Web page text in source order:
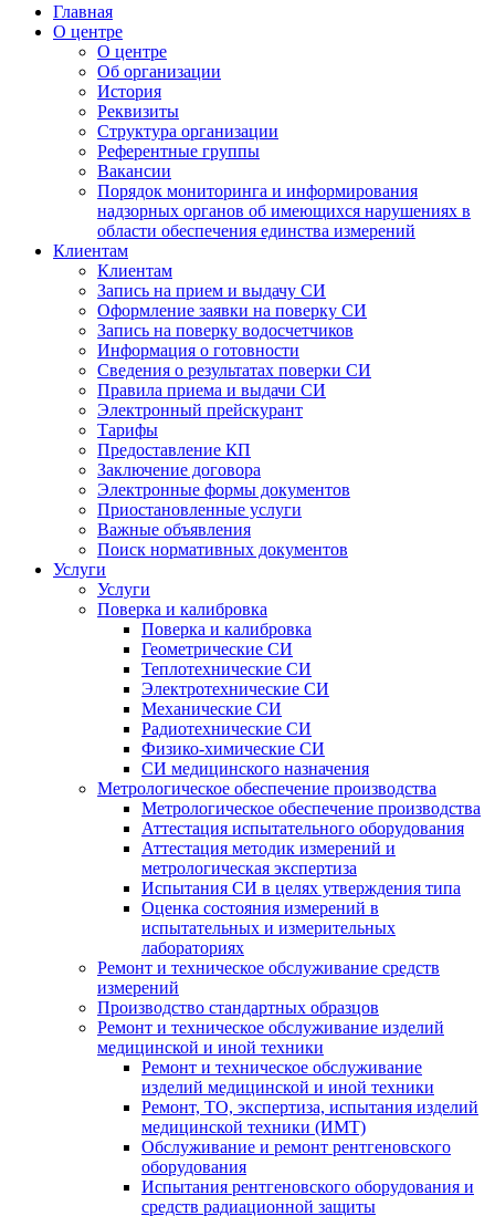
Главная
О центре
О центре
Об организации
История
Реквизиты
Структура организации
Референтные группы
Вакансии
Порядок мониторинга и информирования
надзорных органов об имеющихся нарушениях в
области обеспечения единства измерений
Клиентам
Клиентам
Запись на прием и выдачу СИ
Оформление заявки на поверку СИ
Запись на поверку водосчетчиков
Информация о готовности
Сведения о результатах поверки СИ
Правила приема и выдачи СИ
Электронный прейскурант
Тарифы
Предоставление КП
Заключение договора
Электронные формы документов
Приостановленные услуги
Важные объявления
Поиск нормативных документов
Услуги
Услуги
Поверка и калибровка
Поверка и калибровка
Геометрические СИ
Теплотехнические СИ
Электротехнические СИ
Механические СИ
Радиотехнические СИ
Физико-химические СИ
СИ медицинского назначения
Метрологическое обеспечение производства
Метрологическое обеспечение производства
Аттестация испытательного оборудования
Аттестация методик измерений и
метрологическая экспертиза
Испытания СИ в целях утверждения типа
Оценка состояния измерений в
испытательных и измерительных
лабораториях
Ремонт и техническое обслуживание средств
измерений
Производство стандартных образцов
Ремонт и техническое обслуживание изделий
медицинской и иной техники
Ремонт и техническое обслуживание
изделий медицинской и иной техники
Ремонт, ТО, экспертиза, испытания изделий
медицинской техники (ИМТ)
Обслуживание и ремонт рентгеновского
оборудования
Испытания рентгеновского оборудования и
средств радиационной защиты